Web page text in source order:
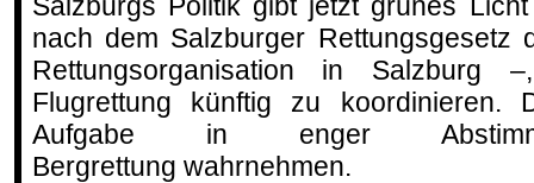
nach dem Salzburger Rettungsgesetz
Rettungsorganisation in Salzburg
Flugrettung künftig zu koordinieren.
Aufgabe in enger
Bergrettung wahrnehmen.